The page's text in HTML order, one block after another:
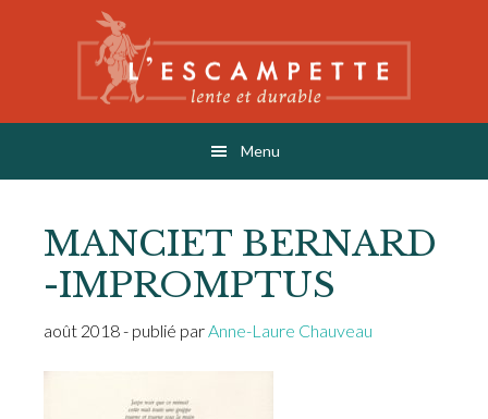
L'ESCAMPETTE
éditions lentes & durables
Menu
MANCIET BERNARD
-IMPROMPTUS
août 2018- publié parAnne-Laure Chauveau